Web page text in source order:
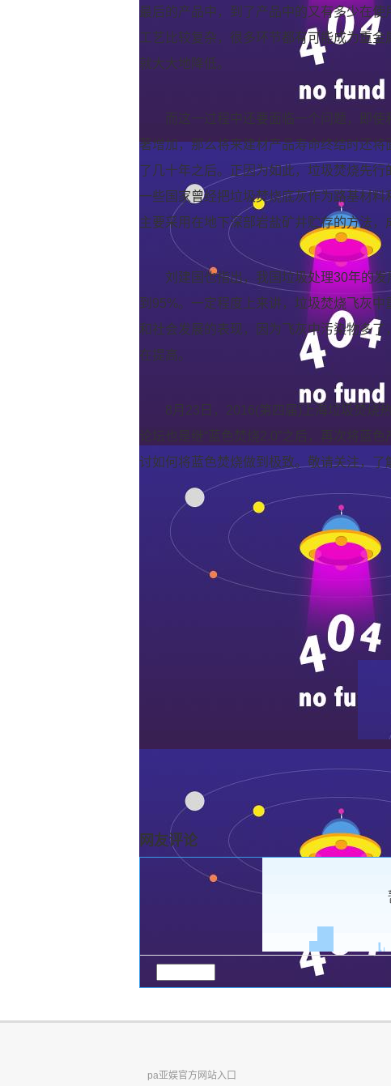
最后的产品中，到了产品中的又有多少在
工艺比较复杂，很多环节都有可能成为重
就大大地降低。
而这一过程中还要面临一个问题，即
著增加，那么将来建材产品寿命终结时还
了几十年之后。正因为如此，垃圾焚烧先
一些国家曾经把垃圾焚烧底灰作为路基材
主要采用在地下深部岩盐矿井贮存的方法，
刘建国也指出，我国垃圾处理30年的
到95%。一定程度上来讲，垃圾焚烧飞灰
和社会发展的表现，因为飞灰中污染物多
在提高。
8月23日，2016(第四届)上海垃圾焚烧
论坛也是继“蓝色焚烧2.0”之后，再次将蓝
讨如何将蓝色焚烧做到极致。敬请关注，了
网友评论
pa亚娱官方网站入口